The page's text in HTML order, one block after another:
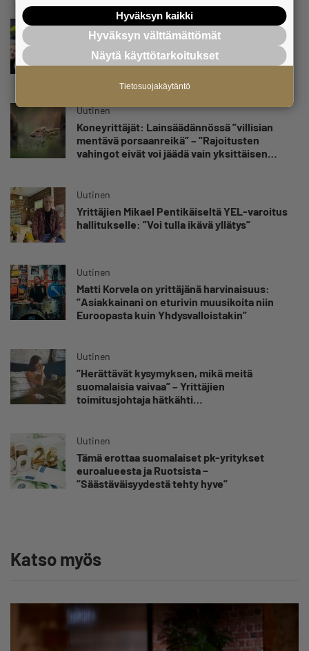
Uutinen
Isät opettelevat kampauksia oluen äärellä –
Voimamiehen lettivideot poikivat yrittäjälle
satoja yhteydenottoja
Uutinen
Koneyrittäjät: Lainsäädännössä ”villisian
mentävä porsaanreikä” – ”Rajoitusten
vahingot eivät voi jäädä vain yksittäisen
Uutinen
Yrittäjien Mikael Pentikäiseltä YEL-varoitus
hallitukselle: ”Voi tulla ikävä yllätys”
Uutinen
Matti Korvela on yrittäjänä harvinaisuus:
”Asiakkainani on eturivin muusikoita niin
Euroopasta kuin Yhdysvalloistakin”
Uutinen
”Herättävät kysymyksen, mikä meitä
suomalaisia vaivaa” – Yrittäjien
toimitusjohtaja hätkähti
Uutinen
Tämä erottaa suomalaiset pk-yritykset
euroalueesta ja Ruotsista −
”Säästäväisyydestä tehty hyve”
Katso myös
Hyväksyn kaikki
Hyväksyn välttämättömät
Näytä käyttötarkoitukset
Tietosuojakäytäntö